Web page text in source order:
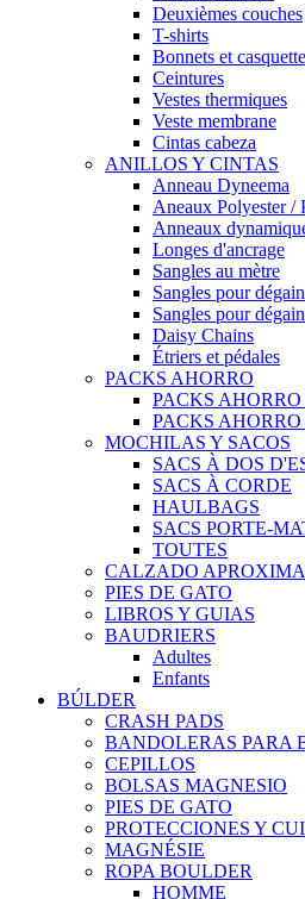
Deuxièmes couches
T-shirts
Bonnets et
Ceintures
Vestes thermiques
Veste membrane
Cintas cabeza
ANILLOS Y CINTAS
Anneau Dyneema
Aneaux Polyester /
Anneaux
Longes d'ancrage
Sangles au mètre
Sangles pour
Sangles pour
Daisy Chains
Étriers et pédales
PACKS AHORRO
PACKS
PACKS
MOCHILAS Y SACOS
SACS À DOS
SACS À CORDE
HAULBAGS
SACS PORTE-
TOUTES
CALZADO
PIES DE GATO
LIBROS Y GUIAS
BAUDRIERS
Adultes
Enfants
BÚLDER
CRASH PADS
BANDOLERAS PARA
CEPILLOS
BOLSAS MAGNESIO
PIES DE GATO
PROTECCIONES Y
MAGNÉSIE
ROPA BOULDER
HOMME